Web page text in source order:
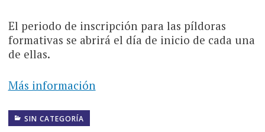
El periodo de inscripción para las píldoras
formativas se abrirá el día de inicio de cada una
de ellas.
Más información
SIN CATEGORÍA